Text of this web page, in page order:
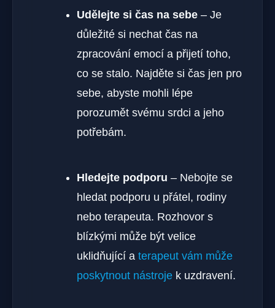
Udělejte si čas na sebe – Je
důležité si nechat čas na
zpracování emocí a přijetí toho,
co se stalo. Najděte si čas jen pro
sebe, abyste mohli lépe
porozumět svému srdci a jeho
potřebám.
Hledejte podporu – Nebojte se
hledat podporu u přátel, rodiny
nebo terapeuta. Rozhovor s
blízkými může být velice
uklidňující a terapeut vám může
poskytnout nástroje k uzdravení.